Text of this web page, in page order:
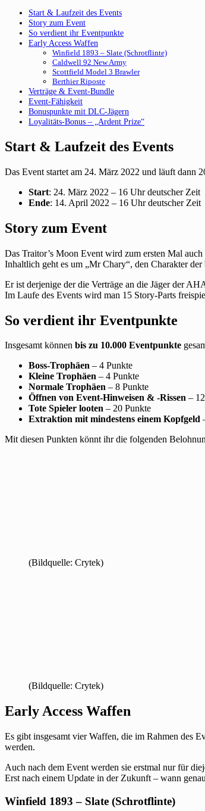
Start & Laufzeit des Events
Story zum Event
So verdient ihr Eventpunkte
Early Access Waffen
Winfield 1893 – Slate (Schrotflinte)
Caldwell 92 New Army
Scottfield Model 3 Brawler
Berthier Riposte
Verträge & Event-Bundle
Event-Fähigkeit
Bonuspunkte mit DLC-Jägern
Loyalitäts-Bonus – „Ardent Prize“
Start & Laufzeit des Events
Das Event startet am 24. März 2022 und läuft dann
Start: 24. März 2022 – 16 Uhr deutscher Zeit
Ende: 14. April 2022 – 16 Uhr deutscher Zeit
Story zum Event
Das Traitor’s Moon Event wird zum ersten Mal
Inhaltlich geht es um „Mr Chary“, den Charakter
Er ist derjenige der die Verträge an die Jäger der
Im Laufe des Events wird man 15 Story-Parts
So verdient ihr Eventpunkte
Insgesamt können bis zu 10.000 Eventpunkte
Boss-Trophäen – 4 Punkte
Kleine Trophäen – 4 Punkte
Normale Trophäen – 8 Punkte
Öffnen von Event-Hinweisen & -Rissen –
Tote Spieler looten – 20 Punkte
Extraktion mit mindestens einem Kopfgeld
Mit diesen Punkten könnt ihr die folgenden
(Bildquelle: Crytek)
(Bildquelle: Crytek)
Early Access Waffen
Es gibt insgesamt vier Waffen, die im Rahmen des
werden.
Auch nach dem Event werden sie erstmal nur für
Erst nach einem Update in der Zukunft – wann
Winfield 1893 – Slate (Schrotflinte)